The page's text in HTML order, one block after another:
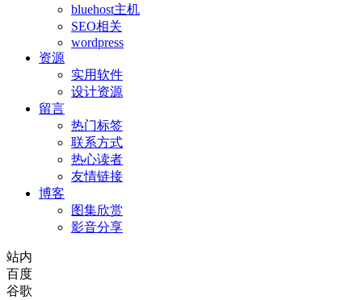
bluehost主机
SEO相关
wordpress
资源
实用软件
设计资源
留言
热门标签
联系方式
热心读者
友情链接
博客
图集欣赏
影音分享
站内
百度
谷歌